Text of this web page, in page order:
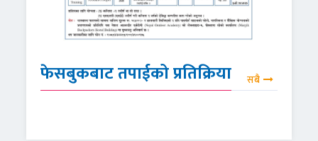
फेसबुकबाट तपाईको प्रतिक्रिया सबै